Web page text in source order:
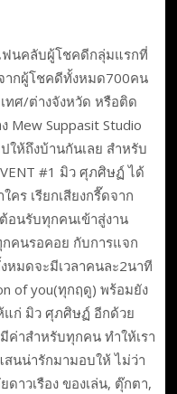
ฟนคลับผู้โชคดีกลุ่มแรกที่
ากผู้โชคดีทั้งหมด700คน
ศ/ต่างจังหวัด หรือติด
Mew Suppasit Studio
ให้ถึงบ้านกันเลย สำหรับ
#1 มิว ศุภศิษฏ์ ได้
ร เรียกเสียงกรี๊ดจาก
อนรับทุกคนเข้าสู่งาน
กคนรอคอย กับการแจก
หมดจะมีเวลาคนละ2นาที
of you(ทุกฤดู) พร้อมยัง
แก่ มิว ศุภศิษฏ์ อีกด้วย
ค่าสำหรับทุกคน ทำให้เรา
นน่ารักมามอบให้ ไม่ว่า
าวเรือง ของเล่น, ตุ๊กตา,